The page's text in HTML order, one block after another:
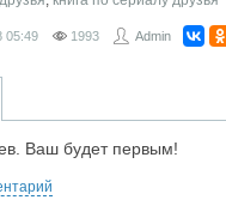
05:49 1993 Admin
Ваш будет первым!